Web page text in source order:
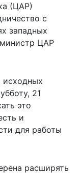
(ЦАР)
с
западных
ЦАР
исходных
21
это
и
для работы
расширять